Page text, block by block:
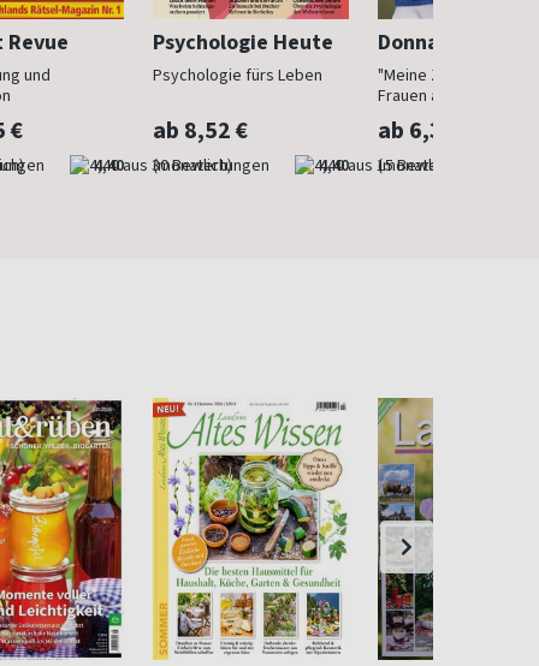
und
€
4,40
Psychologie Heute
Psychologie fürs Leben
ab 8,52 €
(monatlich) 4,40
Donna
"Meine Zeit ist jetzt":
Frauen ab 40
ab 6,30 €
(monatlich)